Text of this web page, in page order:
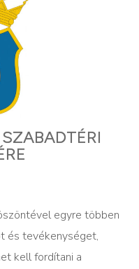
egyre többen
és tevékenységet,
kell fordítani a